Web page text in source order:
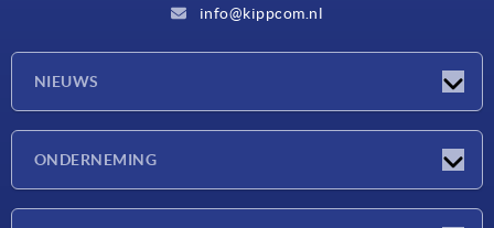
info@kippcom.nl
NIEUWS
ONDERNEMING